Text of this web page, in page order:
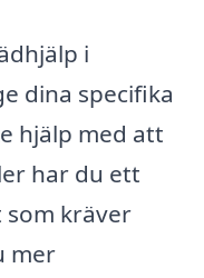
i
dina specifika
hjälp med att
har du ett
som kräver
mer